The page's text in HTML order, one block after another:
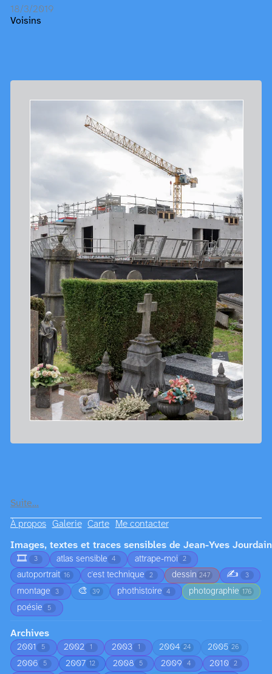
18/3/2019
Voisins
Suite…
À propos Galerie Carte Me contacter
Images, textes et traces sensibles de Jean-Yves Jourdain
🎞️
3 atlas sensible 4 attrape-moi 2
autoportrait 16 c'est technique 2 dessin 247 ✍️ 3
montage 3 🎨 39 phothistoire 4 photographie 176
poésie 5
Archives
2001 5 2002 1 2003 1 2004 24 2005 26
2006 5 2007 12 2008 5 2009 4 2010 2